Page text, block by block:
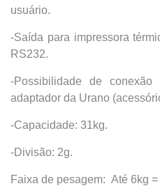
usuário.
-Saída para impressora
RS232.
-Possibilidade de
adaptador da Urano
-Capacidade: 31kg.
-Divisão: 2g.
Faixa de pesagem: Até 6kg